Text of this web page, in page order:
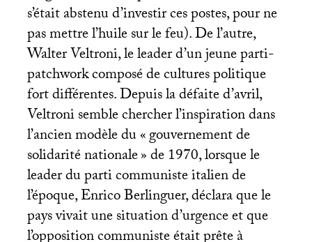
s’était abstenu d’investir ces postes, pour ne
pas mettre l’huile sur le feu). De l’autre,
Walter Veltroni, le leader d’un jeune parti-
patchwork composé de cultures politique
fort différentes. Depuis la défaite d’avril,
Veltroni semble chercher l’inspiration dans
l’ancien modèle du «gouvernement de
solidarité nationale» de 1970, lorsque le
leader du parti communiste italien de
l’époque, Enrico Berlinguer, déclara que le
pays vivait une situation d’urgence et que